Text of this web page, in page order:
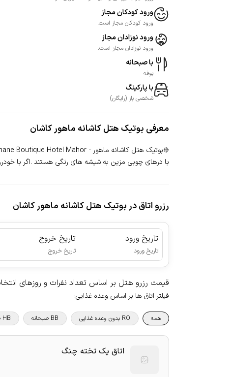
ورود کودکان مجاز
ورود کودکان مجاز است.
ورود نوزادان مجاز
ورود نوزادان مجاز است.
با صبحانه
بوفه
با پارکینگ
شخصی باز (رایگان)
معرفی بوتیک هتل کاشانه ماهور کاشان
با درهای چوبی مزین به شیشه های رنگی هستند .اگر با
رزرو اتاق در بوتیک هتل کاشانه ماهور کاشان
تاریخ ورود
تاریخ ورود
تاریخ خروج
تاریخ خروج
قیمت رزرو هتل بر اساس تعداد نفرات و روزهای
فیلتر اتاق ها بر اساس وعده غذایی:
همه RO بدون وعده غذایی BB صبحانه HB صبحانه + یک وعده غذا
اتاق یک تخته چنگ